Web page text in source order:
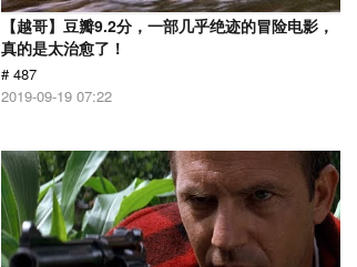
【越哥】豆瓣9.2分，一部几乎绝迹的冒险电影，
真的是太治愈了！
# 487
2019-09-19 07:22